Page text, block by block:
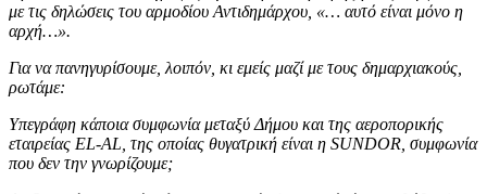
με τις δηλώσεις του αρμοδίου Αντιδημάρχου, «… αυτό είναι μόνο η
αρχή…».
Για να πανηγυρίσουμε, λοιπόν, κι εμείς μαζί με τους δημαρχιακούς,
ρωτάμε:
Υπεγράφη κάποια συμφωνία μεταξύ Δήμου και της αεροπορικής
εταιρείας EL-AL, της οποίας θυγατρική είναι η SUNDOR, συμφωνία
που δεν την γνωρίζουμε;